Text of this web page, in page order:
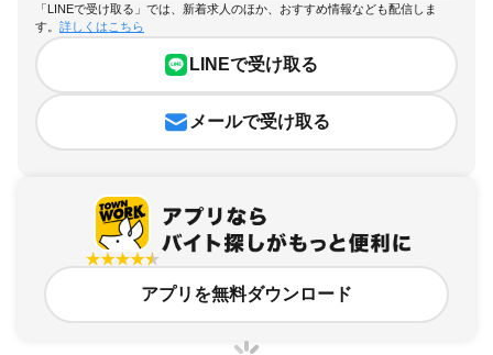
「LINEで受け取る」では、新着求人のほか、おすすめ情報なども配信しま
す。 詳しくはこちら
LINEで受け取る
メールで受け取る
アプリを無料ダウンロード